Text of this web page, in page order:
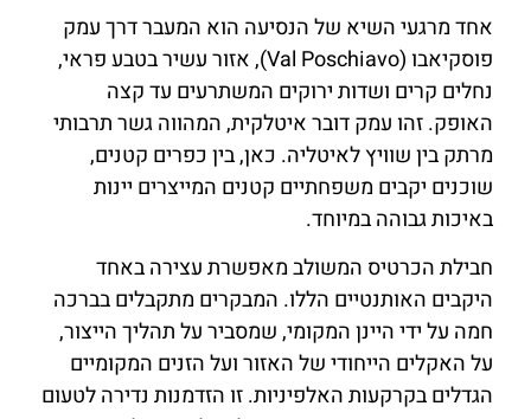
אחד מרגעי השיא של הנסיעה הוא המעבר דרך עמק
פוסקיאבו (Val Poschiavo), אזור עשיר בטבע פראי,
נחלים קרים ושדות ירוקים המשתרעים עד קצה
האופק. זהו עמק דובר איטלקית, המהווה גשר תרבותי
מרתק בין שוויץ לאיטליה. כאן, בין כפרים קטנים,
שוכנים יקבים משפחתיים קטנים המייצרים יינות
באיכות גבוהה במיוחד.
חבילת הכרטיס המשולב מאפשרת עצירה באחד
היקבים האותנטיים הללו. המבקרים מתקבלים בברכה
חמה על ידי היינן המקומי, שמסביר על תהליך הייצור,
על האקלים הייחודי של האזור ועל הזנים המקומיים
הגדלים בקרקעות האלפיניות. זו הזדמנות נדירה לטעום